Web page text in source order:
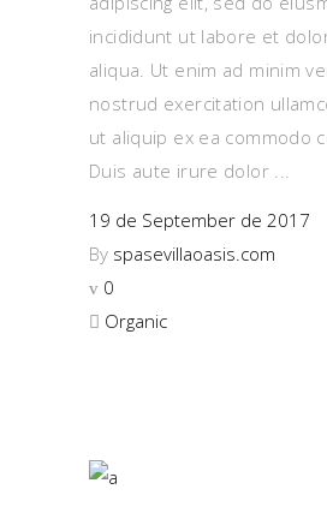
incididunt ut labore et
aliqua. Ut enim ad minim
nostrud exercitation
ut aliquip ex ea commodo
Duis aute irure dolor
19 de September de 2017
By spasevillaoasis.com
0
Organic